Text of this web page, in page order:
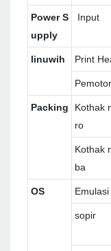
Power S
upply
Input
linuwih Print
Packing
Kothak
ro
Kothak
ba
OS Emulasi
sopir